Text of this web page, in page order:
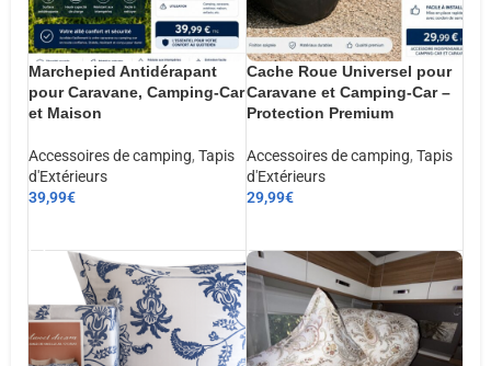
Marchepied Antidérapant
pour Caravane, Camping-Car
et Maison
Accessoires de camping, Tapis
d'Extérieurs
39,99€
Cache Roue Universel pour
Caravane et Camping-Car –
Protection Premium
Accessoires de camping, Tapis
d'Extérieurs
29,99€